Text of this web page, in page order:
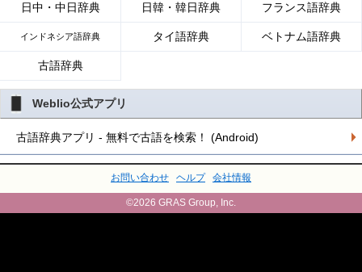
日中・中日辞典 日韓・韓日辞典 フランス語辞典
インドネシア語辞典 タイ語辞典 ベトナム語辞典
古語辞典
Weblio公式アプリ
古語辞典アプリ - 無料で古語を検索！ (Android)
お問い合わせ ヘルプ 会社情報
©2026 GRAS Group, Inc.